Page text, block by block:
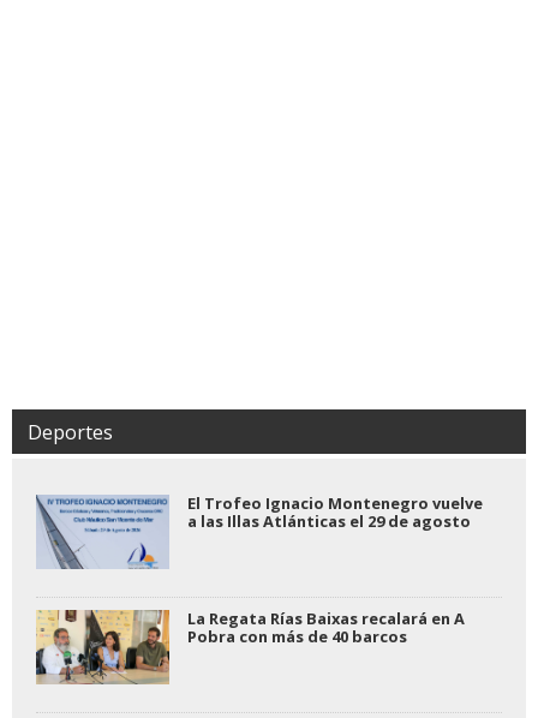
Deportes
El Trofeo Ignacio Montenegro vuelve
a las Illas Atlánticas el 29 de agosto
La Regata Rías Baixas recalará en A
Pobra con más de 40 barcos